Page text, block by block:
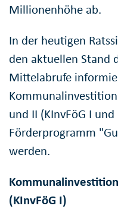
Millionenhöhe ab.
In der heutigen
den aktuellen Stand
Mittelabrufe
und II (KInvFöG I
Förderprogramm
werden.
(KInvFöG I)